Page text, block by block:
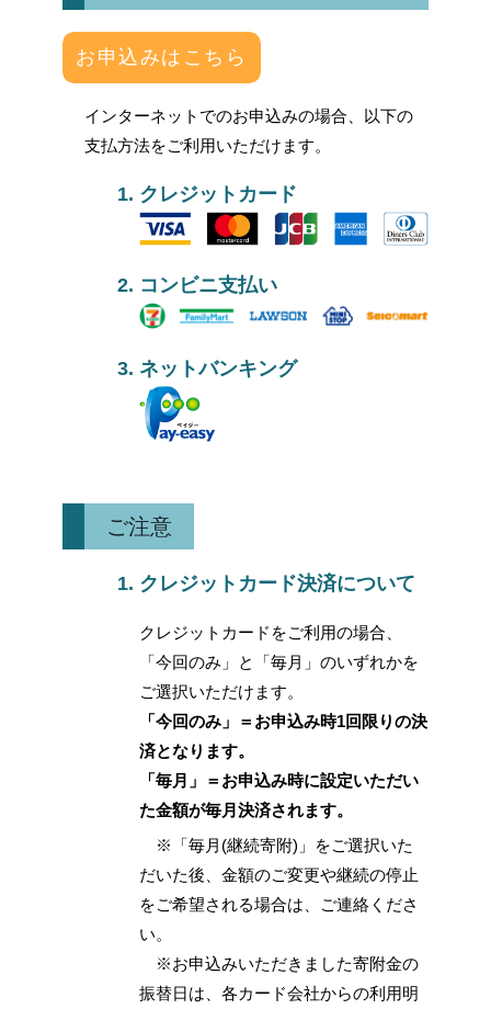
お申込みはこちら
インターネットでのお申込みの場合、以下の
支払方法をご利用いただけます。
クレジットカード
コンビニ支払い
ネットバンキング
ご注意
クレジットカード決済について
クレジットカードをご利用の場合、
「今回のみ」と「毎月」のいずれかを
ご選択いただけます。
「今回のみ」＝お申込み時1回限りの決
済となります。
「毎月」＝お申込み時に設定いただい
た金額が毎月決済されます。
※「毎月(継続寄附)」をご選択いた
だいた後、金額のご変更や継続の停止
をご希望される場合は、ご連絡くださ
い。
※お申込みいただきました寄附金の
振替日は、各カード会社からの利用明